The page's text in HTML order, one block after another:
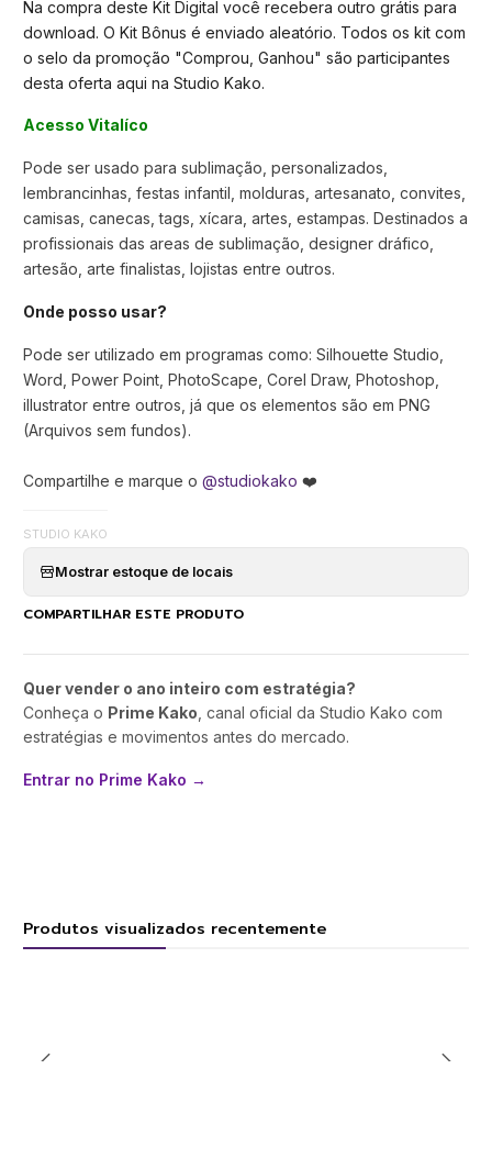
Na compra deste Kit Digital você recebera outro grátis para
download. O Kit Bônus é enviado aleatório. Todos os kit com
o selo da promoção "Comprou, Ganhou" são participantes
desta oferta aqui na Studio Kako.
Acesso Vitalíco
Pode ser usado para sublimação, personalizados,
lembrancinhas, festas infantil, molduras, artesanato, convites,
camisas, canecas, tags, xícara, artes, estampas. Destinados a
profissionais das areas de sublimação, designer dráfico,
artesão, arte finalistas, lojistas entre outros.
Onde posso usar?
Pode ser utilizado em programas como: Silhouette Studio,
Word, Power Point, PhotoScape, Corel Draw, Photoshop,
illustrator entre outros, já que os elementos são em PNG
(Arquivos sem fundos).
Compartilhe e marque o @studiokako ❤️
STUDIO KAKO
Mostrar estoque de locais
COMPARTILHAR ESTE PRODUTO
Quer vender o ano inteiro com estratégia?
Conheça o Prime Kako , canal oficial da Studio Kako com
estratégias e movimentos antes do mercado.
Entrar no Prime Kako →
Produtos visualizados recentemente